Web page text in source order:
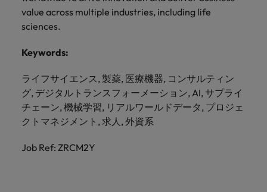
value across multiple industries, including life
sciences.
Keywords:
ライフサイエンス, 製薬, 医療機器, コンサルティン
グ, デジタルトランスフォーメーション, AI, サプライ
チェーン, 機械学習, リアルワールドデータ, プロジェ
クトマネジメント, 求人, 外資系
Job Ref: ZRCM2Y